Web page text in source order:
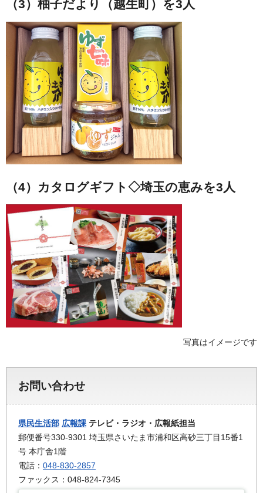
（3）柚子だより（越生町）を3人
（4）カタログギフト◇埼玉の恵みを3人
写真はイメージです
お問い合わせ
県民生活部 広報課 テレビ・ラジオ・広報紙担当
郵便番号330-9301 埼玉県さいたま市浦和区高砂三丁目15番1
号 本庁舎1階
電話： 048-830-2857
ファックス：048-824-7345